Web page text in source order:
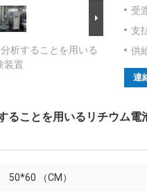
析することを用いる
装置
受
支
供
連
ることを用いるリチウム電
50*60 （CM）